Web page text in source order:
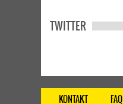
TWITTER
KONTAKT FAQ